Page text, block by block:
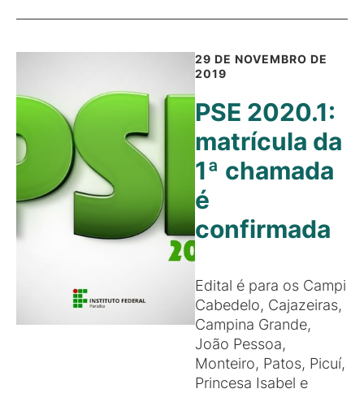
29 DE NOVEMBRO DE
2019
PSE 2020.1:
matrícula da
1ª chamada
é
confirmada
Edital é para os Campi
Cabedelo, Cajazeiras,
Campina Grande,
João Pessoa,
Monteiro, Patos, Picuí,
Princesa Isabel e